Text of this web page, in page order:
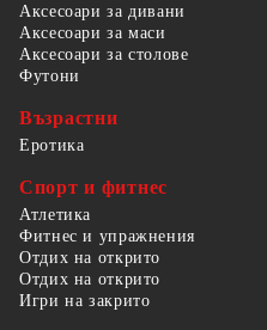
Аксесоари за дивани
Аксесоари за маси
Аксесоари за столове
Футони
Възрастни
Еротика
Спорт и фитнес
Атлетика
Фитнес и упражнения
Отдих на открито
Отдих на открито
Игри на закрито